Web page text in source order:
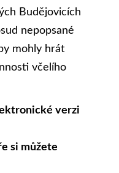
Budějovicích
nepopsané
mohly hrát
včelího
verzi
si můžete